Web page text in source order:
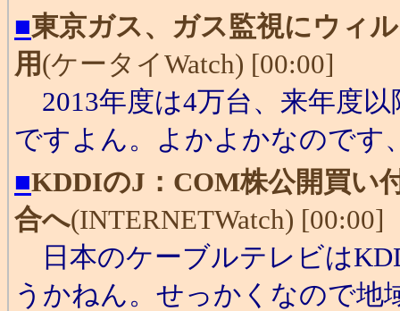
■東京ガス、ガス監視にウィ
用(ケータイWatch) [00:00]
2013年度は4万台、来年度
ですよん。よかよかなのです
■KDDIのJ：COM株公開買い
合へ(INTERNETWatch) [00:00]
日本のケーブルテレビは
うかねん。せっかくなので